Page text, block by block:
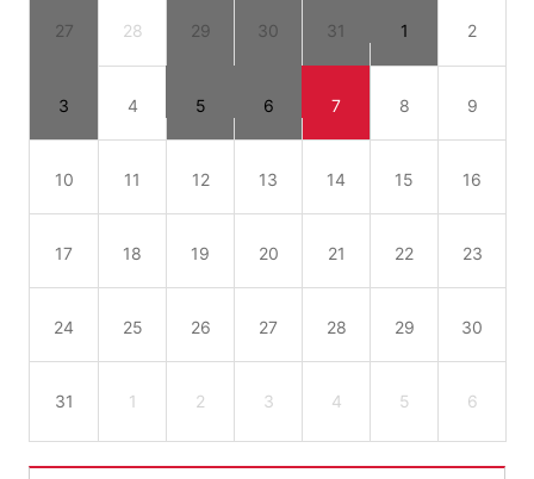
27 28 29 30 31 1 2
3 4 5 6 7 8 9
10 11 12 13 14 15 16
17 18 19 20 21 22 23
24 25 26 27 28 29 30
31 1 2 3 4 5 6